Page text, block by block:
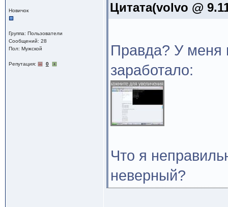
Новичок
Группа: Пользователи
Сообщений: 28
Пол: Мужской
Репутация: 0
Цитата(volvo @
Правда? У меня
заработало:
Что я
неверный?